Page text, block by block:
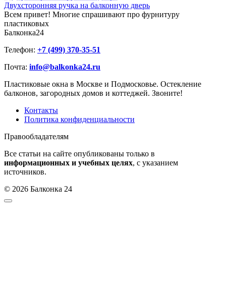
Двухсторонняя ручка на балконную дверь
Всем привет! Многие спрашивают про фурнитуру
пластиковых
Балконка24
Телефон: +7 (499) 370-35-51
Почта: info@balkonka24.ru
Пластиковые окна в Москве и Подмосковье. Остекление
балконов, загородных домов и коттеджей. Звоните!
Контакты
Политика конфиденциальности
Правообладателям
Все статьи на сайте опубликованы только в
информационных и учебных целях, с указанием
источников.
© 2026 Балконка 24